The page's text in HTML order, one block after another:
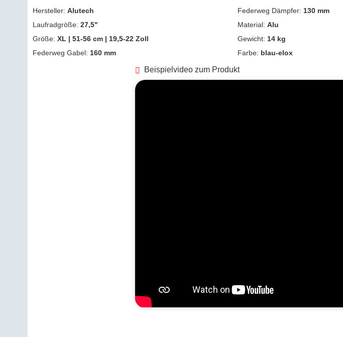
Hersteller: Alutech
Laufradgröße: 27,5"
Größe: XL | 51-56 cm | 19,5-22 Zoll
Federweg Gabel: 160 mm
Federweg Dämpfer: 130 mm
Material: Alu
Gewicht: 14 kg
Farbe: blau-elox
Beispielvideo zum Produkt